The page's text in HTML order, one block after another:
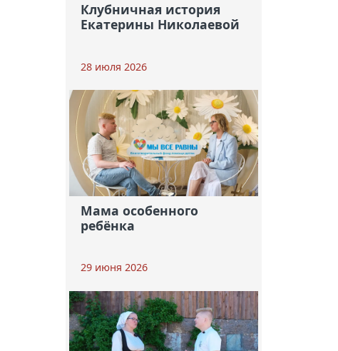
Клубничная история
Екатерины Николаевой
28 июля 2026
Мама особенного
ребёнка
29 июня 2026